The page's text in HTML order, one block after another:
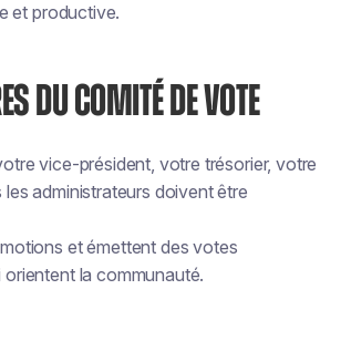
et productive.
DU COMITÉ DE VOTE
vice-président, votre trésorier, votre
administrateurs doivent être
et émettent des votes
la communauté.